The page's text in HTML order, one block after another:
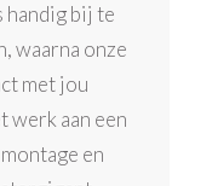
bij te
waarna onze
met jou
werk aan een
en